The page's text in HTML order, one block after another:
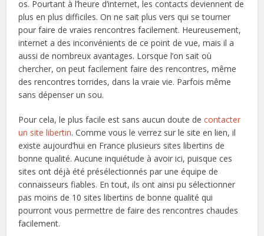
os. Pourtant à l’heure d’internet, les contacts deviennent de
plus en plus difficiles. On ne sait plus vers qui se tourner
pour faire de vraies rencontres facilement. Heureusement,
internet a des inconvénients de ce point de vue, mais il a
aussi de nombreux avantages. Lorsque l’on sait où
chercher, on peut facilement faire des rencontres, même
des rencontres torrides, dans la vraie vie. Parfois même
sans dépenser un sou.
Pour cela, le plus facile est sans aucun doute decontacter
un site libertin. Comme vous le verrez sur le site en lien, il
existe aujourd’hui en France plusieurs sites libertins de
bonne qualité. Aucune inquiétude à avoir ici, puisque ces
sites ont déjà été présélectionnés par une équipe de
connaisseurs fiables. En tout, ils ont ainsi pu sélectionner
pas moins de 10 sites libertins de bonne qualité qui
pourront vous permettre de faire des rencontres chaudes
facilement.